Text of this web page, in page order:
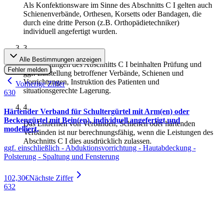
Als Konfektionsware im Sinne des Abschnitts C I gelten auch
Schienenverbände, Orthesen, Korsetts oder Bandagen, die
durch eine dritte Person (z.B. Orthopädietechniker)
individuell angefertigt wurden.
3.
Die Leistungen des Abschnitts C I beinhalten Prüfung und
ggf. Einstellung betroffener Verbände, Schienen und
Vorrichtungen, Instruktion des Patienten und
situationsgerechte Lagerung.
4.
Das Entfernen von Verbänden, Schienen oder härtenden
Verbänden ist nur berechnungsfähig, wenn die Leistungen des
Abschnitts C I dies ausdrücklich zulassen.
Alle Bestimmungen anzeigen
Fehler melden
Vorherige Ziffer
630
Härtender Verband für Schultergürtel mit Arm(en) oder
Beckengürtel mit Bein(en), individuell angefertigt und
modelliert,
ggf. einschließlich - Abduktionsvorrichtung - Hautabdeckung -
Polsterung - Spaltung und Fensterung
102,30€Nächste Ziffer
632